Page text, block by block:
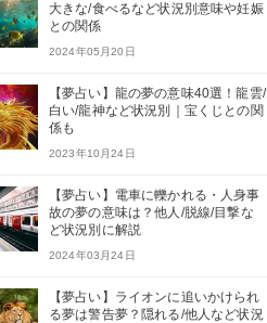
大きな/食べるなど状況別意味や妊娠
との関係
2024年05月20日
【夢占い】龍の夢の意味40選！龍雲/
白い/龍神など状況別｜宝くじとの関
係も
2023年10月24日
【夢占い】電車に轢かれる・人身事
故の夢の意味は？他人/脱線/目撃な
ど状況別に解説
2024年03月24日
【夢占い】ライオンに追いかけられ
る夢は警告夢？隠れる/他人など状況